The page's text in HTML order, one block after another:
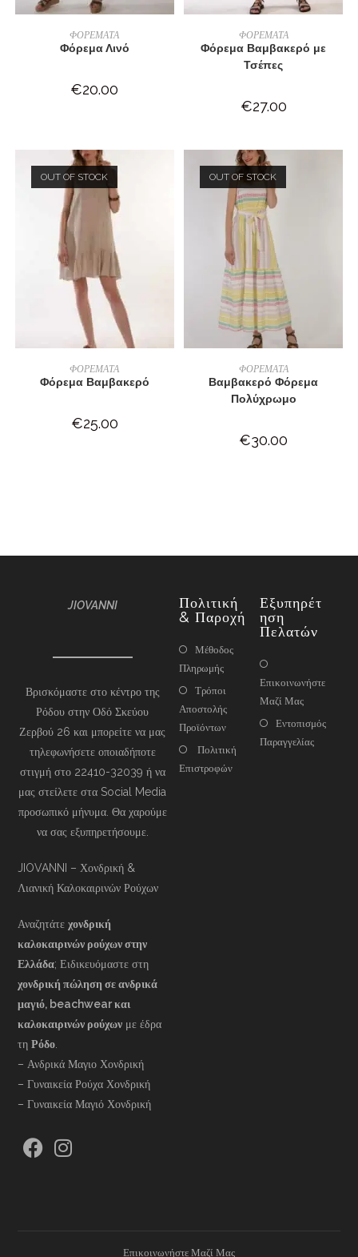
ΔΙΑΒΆΣΤΕ ΠΕΡΙΣΣΌΤΕΡΑ
ΦΟΡΕΜΑΤΑ
Φόρεμα Λινό
€20.00
ΔΙΑΒΆΣΤΕ ΠΕΡΙΣΣΌΤΕΡΑ
ΦΟΡΕΜΑΤΑ
Φόρεμα Βαμβακερό με
Τσέπες
€27.00
OUT OF STOCK
ΔΙΑΒΆΣΤΕ ΠΕΡΙΣΣΌΤΕΡΑ
ΦΟΡΕΜΑΤΑ
Φόρεμα Βαμβακερό
€25.00
OUT OF STOCK
ΔΙΑΒΆΣΤΕ ΠΕΡΙΣΣΌΤΕΡΑ
ΦΟΡΕΜΑΤΑ
Βαμβακερό Φόρεμα
Πολύχρωμο
€30.00
JIOVANNI
Βρισκόμαστε στο κέντρο της
Ρόδου στην Οδό Σκεύου
Ζερβού 26 και μπορείτε να μας
τηλεφωνήσετε οποιαδήποτε
στιγμή στο 22410-32039 ή να
μας στείλετε στα Social Media
προσωπικό μήνυμα. Θα χαρούμε
να σας εξυπηρετήσουμε.
JIOVANNI – Χονδρική &
Λιανική Καλοκαιρινών Ρούχων
Αναζητάτεχονδρική
καλοκαιρινών ρούχων στην
Ελλάδα; Ειδικευόμαστε στη
χονδρική πώληση σε ανδρικά
μαγιό, beachwear και
καλοκαιρινών ρούχων με έδρα
τηΡόδο
– Ανδρικά Μαγιο Χονδρική
– Γυναικεία Ρούχα Χονδρική
– Γυναικεία Μαγιό Χονδρική
Πολιτική
& Παροχή
Μέθοδος
Πληρωμής
Τρόποι
Αποστολής
Προϊόντων
Πολιτική
Επιστροφών
Εξυπηρέτ
Ηση
Πελατών
Επικοινωνήστε
Μαζί Μας
Εντοπισμός
Παραγγελίας
Επικοινωνήστε Μαζί Μας